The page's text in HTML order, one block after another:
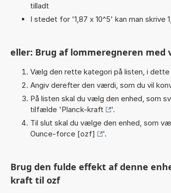
tilladt
I stedet for '1,87 x 10^5' kan man
eller: Brug af lommeregneren med
Vælg den rette kategori på listen, i
Angiv derefter den værdi, som du vil
På listen skal du vælg den enhed, som
tilfælde 'Planck-kraft
'.
Til slut skal du vælge den enhed, som
Ounce-force [ozf]
'.
Brug den fulde effekt af denne
kraft til ozf